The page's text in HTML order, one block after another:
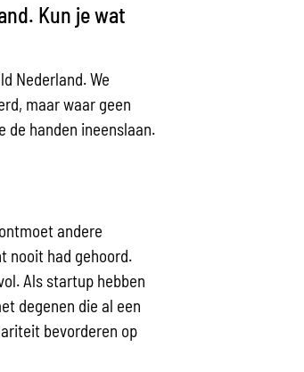
Kun je wat
Nederland. We
maar waar geen
de handen ineenslaan.
andere
nooit had gehoord.
Als startup hebben
degenen die al een
bevorderen op